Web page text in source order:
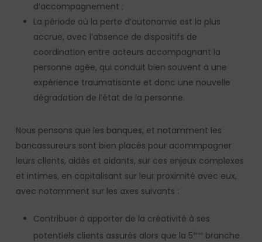
d’accompagnement ;
La période où la perte d’autonomie est la plus
accrue, avec l’absence de dispositifs de
coordination entre acteurs accompagnant la
personne agée, qui conduit bien souvent à une
expérience traumatisante et donc une nouvelle
dégradation de l’état de la personne.
Nous pensons que les banques, et notamment les
bancassureurs sont bien placés pour acommpagner
leurs clients, aidés et aidants, sur ces enjeux complexes
et intimes, en capitalisant sur leur proximité avec eux,
avec notamment sur les axes suivants :
Contribuer à apporter de la créativité à ses
potentiels clients assurés alors que la 5 ème
branche